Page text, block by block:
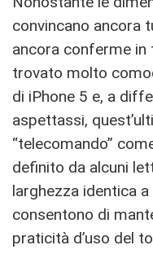
convincano ancora
ancora conferme in
trovato molto
di iPhone 5 e, a
aspettassi,
“telecomando”
definito da alcuni
larghezza identica
consentono di
praticità d’uso del